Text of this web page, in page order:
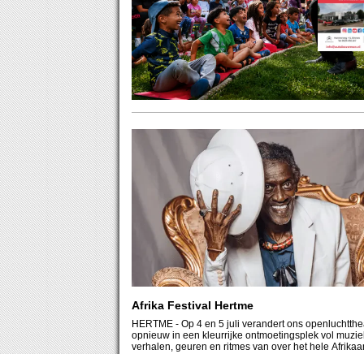
Afrika Festival Hertme
HERTME - Op 4 en 5 juli verandert ons
opnieuw in een kleurrijke ontmoetingsplek vol
verhalen, geuren en ritmes van over het hele